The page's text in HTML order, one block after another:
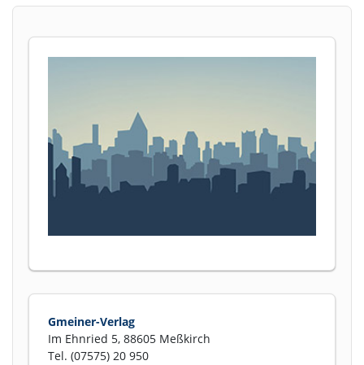
Gmeiner-Verlag
Im Ehnried 5, 88605 Meßkirch
Tel. (07575) 20 950